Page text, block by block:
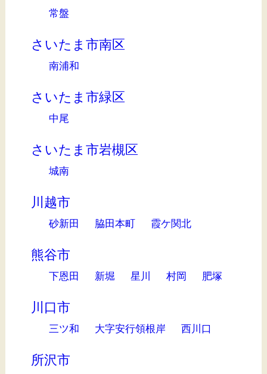
常盤
さいたま市南区
南浦和
さいたま市緑区
中尾
さいたま市岩槻区
城南
川越市
砂新田 脇田本町 霞ケ関北
熊谷市
下恩田 新堀 星川 村岡 肥塚
川口市
三ツ和 大字安行領根岸 西川口
所沢市